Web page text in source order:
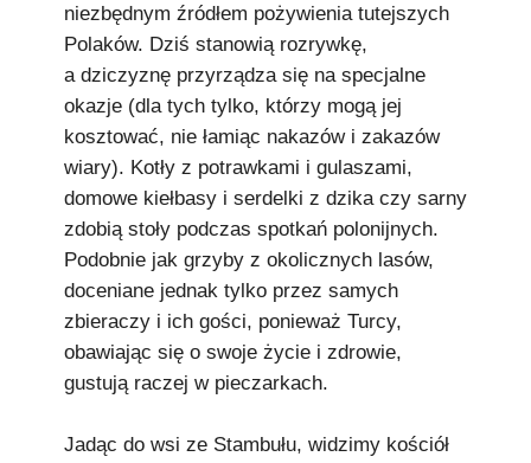
niezbędnym źródłem pożywienia tutejszych
Polaków. Dziś stanowią rozrywkę,
a dziczyznę przyrządza się na specjalne
okazje (dla tych tylko, którzy mogą jej
kosztować, nie łamiąc nakazów i zakazów
wiary). Kotły z potrawkami i gulaszami,
domowe kiełbasy i serdelki z dzika czy sarny
zdobią stoły podczas spotkań polonijnych.
Podobnie jak grzyby z okolicznych lasów,
doceniane jednak tylko przez samych
zbieraczy i ich gości, ponieważ Turcy,
obawiając się o swoje życie i zdrowie,
gustują raczej w pieczarkach.
Jadąc do wsi ze Stambułu, widzimy kościół